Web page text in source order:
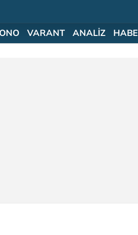
VARANT ANALİZ